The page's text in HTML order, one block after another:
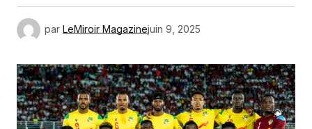
par LeMiroir Magazinejuin 9, 2025